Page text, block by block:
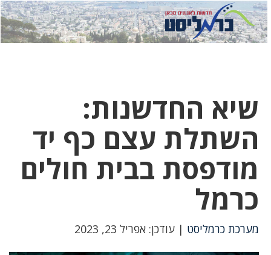
לחץ
כאן
לחץ
כדי
שיא החדשנות:
השתלת עצם כף יד
מודפסת בבית חולים
כרמל
מערכת כרמליסט | עודכן: אפריל 23, 2023